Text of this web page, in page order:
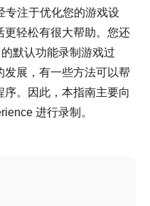
专注于优化您的游戏设
更轻松有很大帮助。您还
默认功能录制游戏过
发展，有一些方法可以帮
序。因此，本指南主要向
进行录制。